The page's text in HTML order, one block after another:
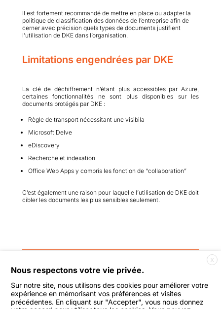
Il est fortement recommandé de mettre en place ou adapter la
politique de classification des données de l’entreprise afin de
cerner avec précision quels types de documents justifient
l’utilisation de DKE dans l’organisation.
Limitations engendrées par DKE
La clé de déchiffrement n’étant plus accessibles par Azure,
certaines fonctionnalités ne sont plus disponibles sur les
documents protégés par DKE :
Règle de transport nécessitant une visibila
Microsoft Delve
eDiscovery
Recherche et indexation
Office Web Apps y compris les fonction de “collaboration”
C’est également une raison pour laquelle l’utilisation de DKE doit
cibler les documents les plus sensibles seulement.
2021
X
Nous respectons votre vie privée.
Sur notre site, nous utilisons des cookies pour améliorer votre
expérience en mémorisant vos préférences et visites
précédentes. En cliquant sur "Accepter", vous nous donnez